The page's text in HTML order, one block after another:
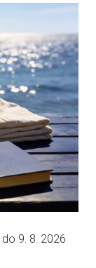
na vaše
9. 8. 2026